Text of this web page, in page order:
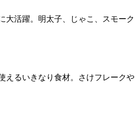
大活躍。明太子、じゃこ、スモーク
えるいきなり食材。さけフレークや